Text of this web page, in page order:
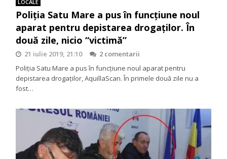
LOCALE
Poliţia Satu Mare a pus în funcţiune noul
aparat pentru depistarea drogaţilor. În
două zile, nicio “victimă”
21 iulie 2019, 21:10
2 comentarii
Poliţia Satu Mare a pus în funcţiune noul aparat pentru
depistarea drogaţilor, AquillaScan. În primele două zile nu a
fost…